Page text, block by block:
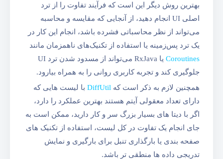
بهترین روش دیگر این است که فرآیند تفاوت را از ترد
اصلی UI انجام دهید، از آنجایی که مقایسه و محاسبه
می‌تواند از نظر محاسباتی فشرده باشد، انجام این کار در
یک ترد پس‌زمینه یا استفاده از تکنیک‌های ناهمزمان مانند
Coroutines
یا RxJava می‌تواند از مسدود شدن ترد UI
جلوگیری کند و تجربه کاربری روانی را به همراه بیارود.
همچنین لازم به ذکر است که DiffUtil با لیست هایی که
دارای تعداد معقولی آیتم هستند بهترین عملکرد را دارد،
اگر با دیتا های بسیار بزرگ سر و کار دارید، ممکن است به
جای انجام یک تفاوت در کل لیست، استفاده از تکنیک های
صفحه بندی یا بارگذاری تنبل برای بارگیری و نمایش
تدریجی داده ها منطقی تر باشد.